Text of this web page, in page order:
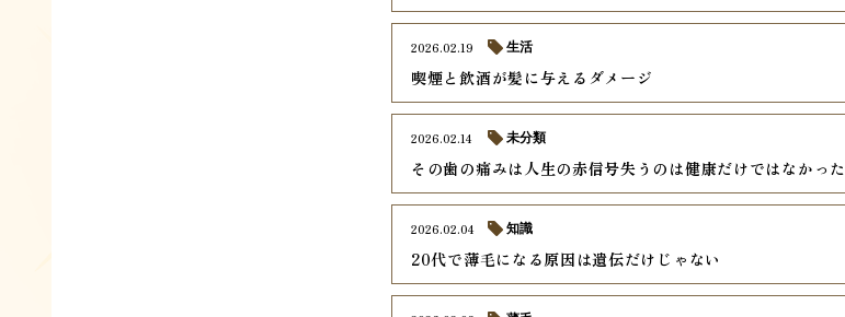
喫煙と飲酒が髪に与えるダメージ
2026.02.19 生活
その歯の痛みは人生の赤信号失うのは健康だけではなかった
2026.02.14 未分類
20代で薄毛になる原因は遺伝だけじゃない
2026.02.04 知識